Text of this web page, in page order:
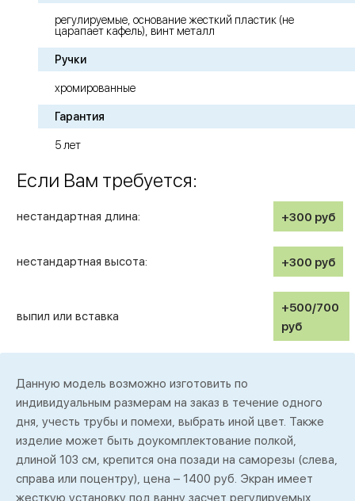
регулируемые, основание жесткий пластик (не
царапает кафель), винт металл
Ручки
хромированные
Гарантия
5 лет
Если Вам требуется:
нестандартная длина: +300 руб
нестандартная высота: +300 руб
выпил или вставка
+500/700
руб
Данную модель возможно изготовить по
индивидуальным размерам на заказ в течение одного
дня, учесть трубы и помехи, выбрать иной цвет. Также
изделие может быть доукомплектование полкой,
длиной 103 см, крепится она позади на саморезы (слева,
справа или поцентру), цена – 1400 руб. Экран имеет
жесткую установку под ванну засчет регулируемых